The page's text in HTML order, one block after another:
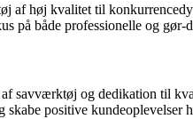
af høj kvalitet til
både professionelle og
savværktøj og dedikation til
skabe positive